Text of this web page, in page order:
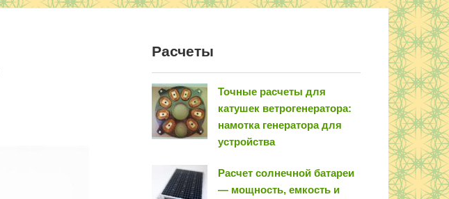
Расчеты
Точные расчеты для
катушек ветрогенератора:
намотка генератора для
устройства
Расчет солнечной батареи
— мощность, емкость и